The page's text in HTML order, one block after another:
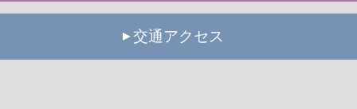
交通アクセス